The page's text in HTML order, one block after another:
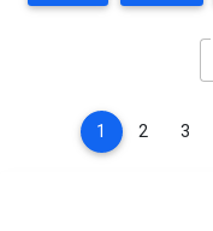
1 (current)
2 3